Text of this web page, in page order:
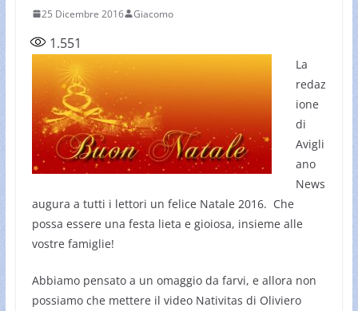
25 Dicembre 2016 Giacomo
1.551
La
redaz
ione
di
Avigli
ano
News
augura a tutti i lettori un felice Natale 2016. Che
possa essere una festa lieta e gioiosa, insieme alle
vostre famiglie!
Abbiamo pensato a un omaggio da farvi, e allora non
possiamo che mettere il video Nativitas di Oliviero